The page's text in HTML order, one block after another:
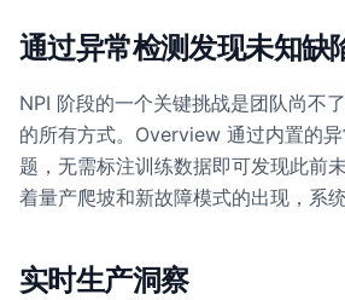
通过异常检测发现未知缺
NPI 阶段的一个关键挑战是团队尚不
的所有方式。Overview 通过内置的
题，无需标注训练数据即可发现此前
着量产爬坡和新故障模式的出现，系
实时生产洞察